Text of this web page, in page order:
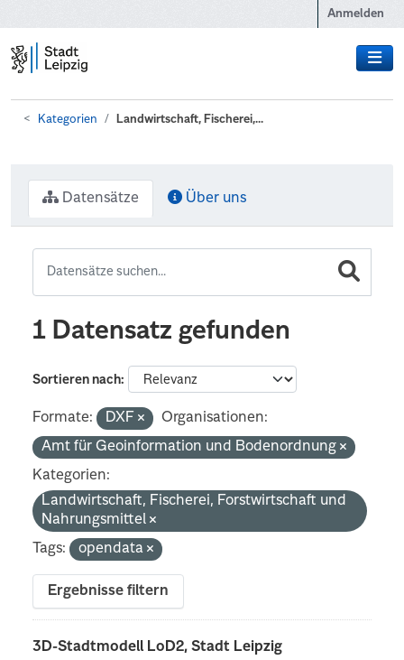
Anmelden
Kategorien Landwirtschaft, Fischerei,...
Datensätze Über uns
1 Datensatz gefunden
Sortieren nach
Formate: DXF
Organisationen:
Amt für Geoinformation und Bodenordnung
Kategorien:
Landwirtschaft, Fischerei, Forstwirtschaft und
Nahrungsmittel
Tags:
opendata
Ergebnisse filtern
3D-Stadtmodell LoD2, Stadt Leipzig